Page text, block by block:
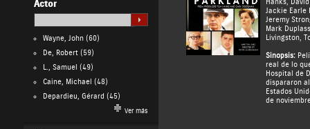
Actor
Wayne, John(60)
De, Robert(59)
L., Samuel (49)
Caine, Michael (48)
Depardieu, Gérard (45)
Ver más
Jackie Earle
Jeremy
Mark Duplass
Livingston,
Sinopsis:
real de lo
Hospital de
dispararon
Estados
de